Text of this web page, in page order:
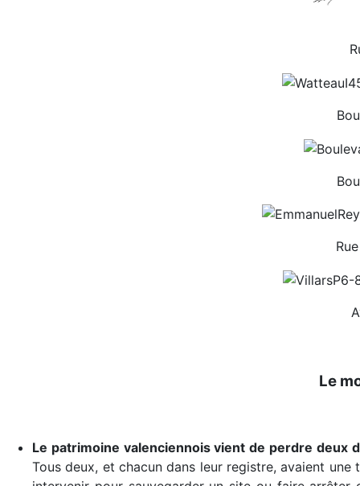
Le
Le patrimoine valenciennois vient de perdre deux
Tous deux, et chacun dans leur registre, avaient